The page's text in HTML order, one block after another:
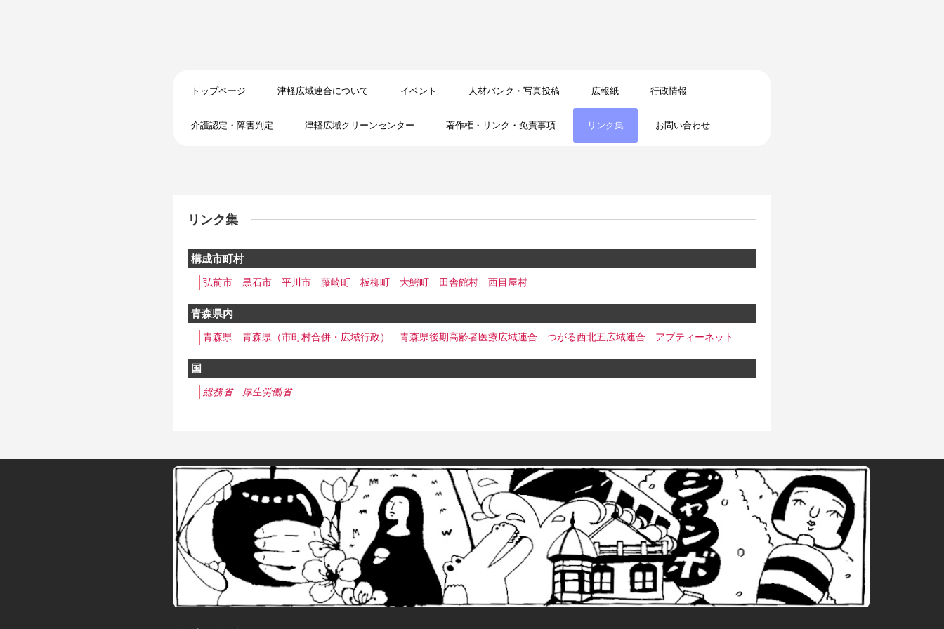
トップページ 津軽広域連合について イベント 人材バンク・写真投稿 広報紙 行政情報
介護認定・障害判定 津軽広域クリーンセンター 著作権・リンク・免責事項 リンク集 お問い合わせ
リンク集
構成市町村
弘前市 黒石市 平川市 藤崎町 板柳町 大鰐町 田舎館村 西目屋村
青森県内
青森県 青森県（市町村合併・広域行政） 青森県後期高齢者医療広域連合 つがる西北五広域連合 アプティーネット
国
総務省 厚生労働省